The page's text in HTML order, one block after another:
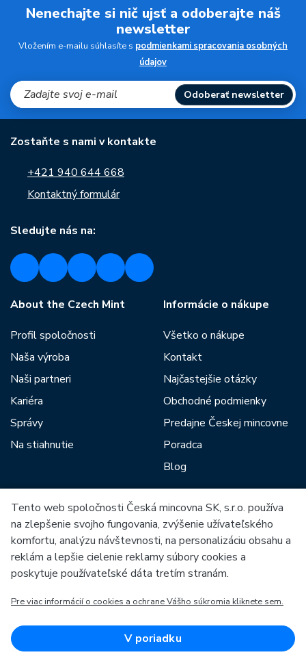
Nenechajte si nič ujsť a odoberajte náš
newsletter
Vložením e-mailu súhlasíte s podmienkami spracovania osobných
údajov
Odoberať newsletter
Zostaňte s nami v kontakte
+421 940 644 668
Kontaktný formulár
Sledujte nás na:
About the Czech Mint
Profil spoločnosti
Naša výroba
Naši partneri
Kariéra
Správy
Na stiahnutie
Informácie o nákupe
Všetko o nákupe
Kontakt
Najčastejšie otázky
Obchodné podmienky
Predajne Českej mincovne
Poradca
Blog
Medzi našich partnerov patria:
Európska únia
OP Podnikanie a inovácie pre konkurencieschopnosť
Európsky fond pre regionálny rozvoj
Tento web spoločnosti Česká mincovna SK, s.r.o. používa
na zlepšenie svojho fungovania, zvýšenie užívateľského
komfortu, analýzu návštevnosti, na personalizáciu obsahu a
reklám a lepšie cielenie reklamy súbory cookies a
poskytuje používateľské dáta tretím stranám.
Pre viac informácií o cookies a ochrane Vášho súkromia kliknete sem.
V poriadku